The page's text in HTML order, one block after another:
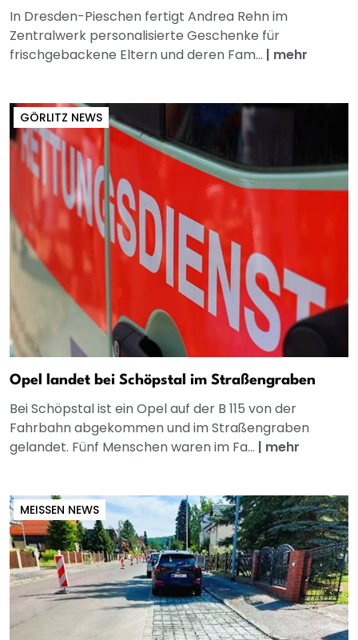
In Dresden-Pieschen fertigt Andrea Rehn im
Zentralwerk personalisierte Geschenke für
frischgebackene Eltern und deren Fam... | mehr
GÖRLITZ NEWS
Opel landet bei Schöpstal im Straßengraben
Bei Schöpstal ist ein Opel auf der B 115 von der
Fahrbahn abgekommen und im Straßengraben
gelandet. Fünf Menschen waren im Fa... | mehr
MEISSEN NEWS